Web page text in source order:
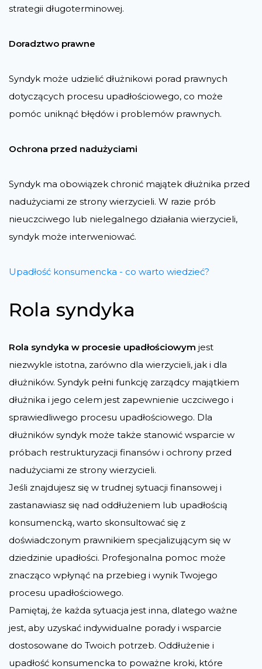
strategii długoterminowej.
Doradztwo prawne
Syndyk może udzielić dłużnikowi porad prawnych
dotyczących procesu upadłościowego, co może
pomóc uniknąć błędów i problemów prawnych.
Ochrona przed nadużyciami
Syndyk ma obowiązek chronić majątek dłużnika przed
nadużyciami ze strony wierzycieli. W razie prób
nieuczciwego lub nielegalnego działania wierzycieli,
syndyk może interweniować.
Upadłość konsumencka - co warto wiedzieć?
Rola syndyka
Rola syndyka w procesie upadłościowym jest
niezwykle istotna, zarówno dla wierzycieli, jak i dla
dłużników. Syndyk pełni funkcję zarządcy majątkiem
dłużnika i jego celem jest zapewnienie uczciwego i
sprawiedliwego procesu upadłościowego. Dla
dłużników syndyk może także stanowić wsparcie w
próbach restrukturyzacji finansów i ochrony przed
nadużyciami ze strony wierzycieli.
Jeśli znajdujesz się w trudnej sytuacji finansowej i
zastanawiasz się nad oddłużeniem lub upadłością
konsumencką, warto skonsultować się z
doświadczonym prawnikiem specjalizującym się w
dziedzinie upadłości. Profesjonalna pomoc może
znacząco wpłynąć na przebieg i wynik Twojego
procesu upadłościowego.
Pamiętaj, że każda sytuacja jest inna, dlatego ważne
jest, aby uzyskać indywidualne porady i wsparcie
dostosowane do Twoich potrzeb. Oddłużenie i
upadłość konsumencka to poważne kroki, które